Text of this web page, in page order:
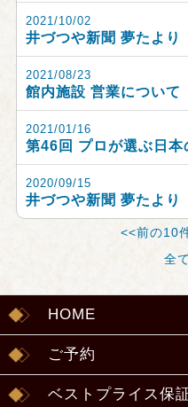
2021/10/02
井づつや新聞 夢たより
2021/08/23
館内施設 営業について
2021/01/16
第46回 プロが選ぶ日
2020/09/15
井づつや新聞 夢たより
<<前の10
全
HOME
ご予約
ベストプライス保